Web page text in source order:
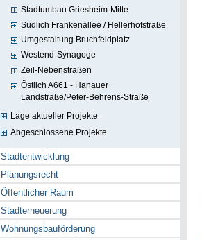
Stadtumbau Griesheim-Mitte
Südlich Frankenallee / Hellerhofstraße
Umgestaltung Bruchfeldplatz
Westend-Synagoge
Zeil-Nebenstraßen
Östlich A661 - Hanauer
Landstraße/Peter-Behrens-Straße
Lage aktueller Projekte
Abgeschlossene Projekte
Stadtentwicklung
Planungsrecht
Öffentlicher Raum
Stadterneuerung
Wohnungsbauförderung